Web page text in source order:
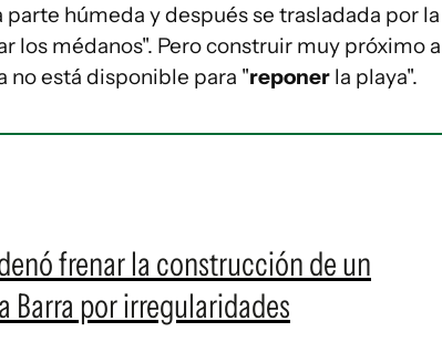
húmeda y después se trasladada por la
los médanos". Pero construir muy próximo a
no está disponible para "reponer la playa".
frenar la construcción de un
Barra por irregularidades